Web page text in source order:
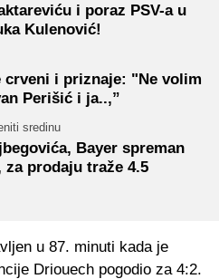
i poraz PSV-a u
Kulenović!
crveni i priznaje: "Ne volim
Perišić i ja..,”
sredinu
Bayer spreman
prodaju traže 4.5
u 87. minuti kada je
Driouech pogodio za 4:2.